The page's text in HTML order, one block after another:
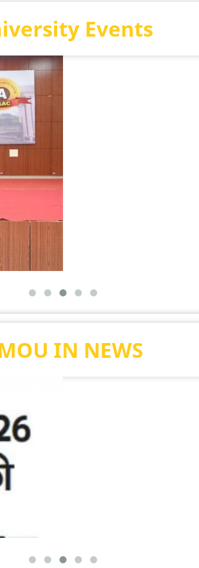
Events
IN NEWS